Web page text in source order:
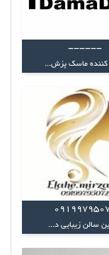
------
کننده ماسک پزش...
سالن زیبایی د...